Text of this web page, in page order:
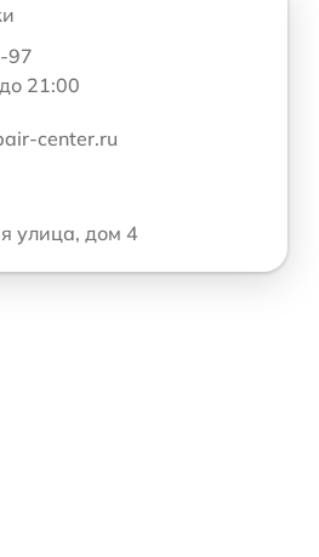
97
21:00
center.ru
улица, дом 4